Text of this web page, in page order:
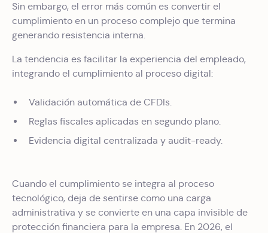
Sin embargo, el error más común es convertir el
cumplimiento en un proceso complejo que termina
generando resistencia interna.
La tendencia es facilitar la experiencia del empleado,
integrando el cumplimiento al proceso digital:
Validación automática de CFDIs.
Reglas fiscales aplicadas en segundo plano.
Evidencia digital centralizada y audit-ready.
Cuando el cumplimiento se integra al proceso
tecnológico, deja de sentirse como una carga
administrativa y se convierte en una capa invisible de
protección financiera para la empresa. En 2026, el